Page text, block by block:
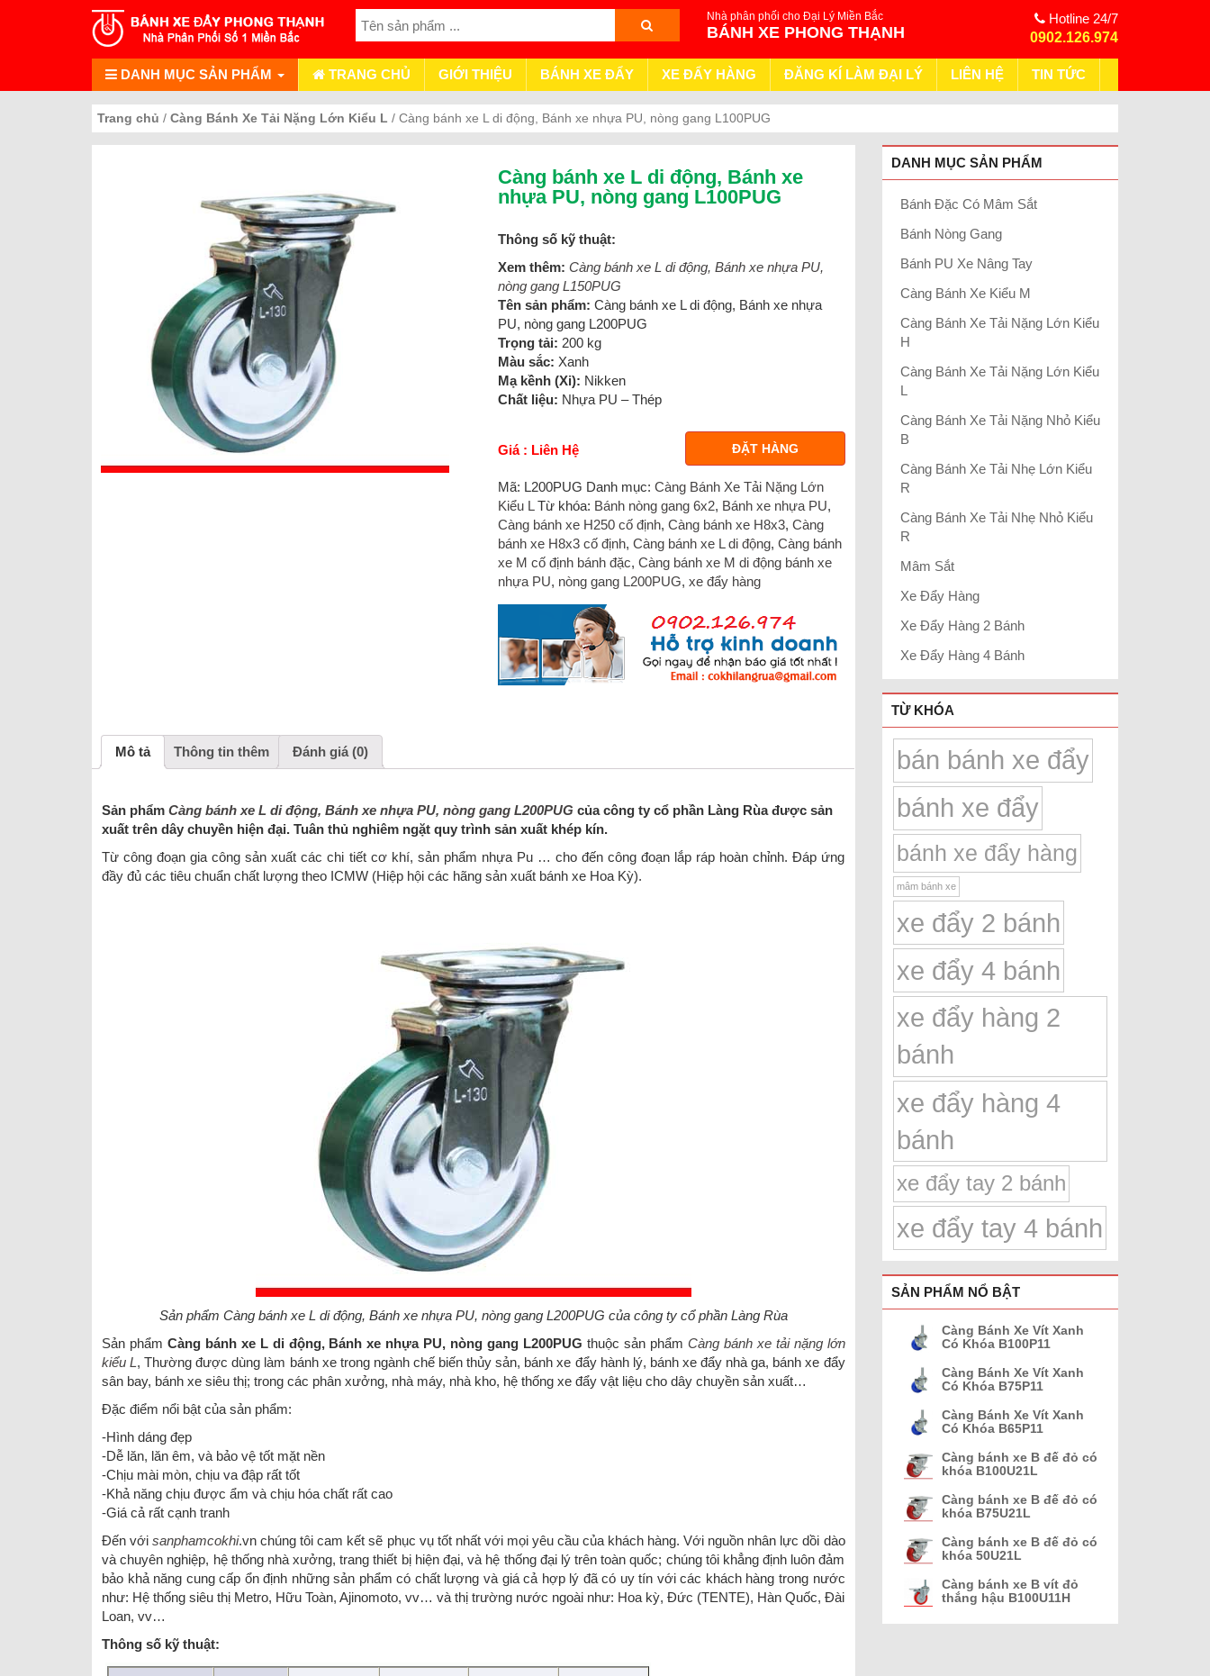
Nhà phân phối cho Đại Lý Miền Bắc
BÁNH XE PHONG THẠNH
Hotline 24/7
0902.126.974
DANH MỤC SẢN PHẨM TRANG CHỦ GIỚI THIỆU BÁNH XE ĐẨY XE ĐẨY HÀNG ĐĂNG KÍ LÀM ĐẠI LÝ LIÊN HỆ TIN TỨC
Trang chủ / Càng Bánh Xe Tải Nặng Lớn Kiểu L / Càng bánh xe L di động, Bánh xe nhựa PU, nòng gang L100PUG
Càng bánh xe L di động, Bánh xe
nhựa PU, nòng gang L100PUG
Thông số kỹ thuật:
Xem thêm: Càng bánh xe L di động, Bánh xe nhựa PU,
nòng gang L150PUG
Tên sản phẩm: Càng bánh xe L di động, Bánh xe nhựa
PU, nòng gang L200PUG
Trọng tải: 200 kg
Màu sắc: Xanh
Mạ kềnh (Xi): Nikken
Chất liệu: Nhựa PU – Thép
Giá : Liên Hệ ĐẶT HÀNG
Mã: L200PUG Danh mục: Càng Bánh Xe Tải Nặng Lớn
Kiểu L Từ khóa: Bánh nòng gang 6x2, Bánh xe nhựa PU,
Càng bánh xe H250 cố định, Càng bánh xe H8x3, Càng
bánh xe H8x3 cố định, Càng bánh xe L di động, Càng bánh
xe M cố định bánh đặc, Càng bánh xe M di động bánh xe
nhựa PU, nòng gang L200PUG, xe đẩy hàng
Mô tả Thông tin thêm Đánh giá (0)
Sản phẩm Càng bánh xe L di động, Bánh xe nhựa PU, nòng gang L200PUG của công ty cổ phần Làng Rùa được sản
xuất trên dây chuyền hiện đại. Tuân thủ nghiêm ngặt quy trình sản xuất khép kín.
Từ công đoạn gia công sản xuất các chi tiết cơ khí, sản phẩm nhựa Pu … cho đến công đoạn lắp ráp hoàn chỉnh. Đáp ứng
đầy đủ các tiêu chuẩn chất lượng theo ICMW (Hiệp hội các hãng sản xuất bánh xe Hoa Kỳ).
Sản phẩm Càng bánh xe L di động, Bánh xe nhựa PU, nòng gang L200PUG của công ty cổ phần Làng Rùa
Sản phẩm Càng bánh xe L di động, Bánh xe nhựa PU, nòng gang L200PUG thuộc sản phẩm Càng bánh xe tải nặng lớn
kiểu L, Thường được dùng làm bánh xe trong ngành chế biến thủy sản, bánh xe đẩy hành lý, bánh xe đẩy nhà ga, bánh xe đẩy
sân bay, bánh xe siêu thị; trong các phân xưởng, nhà máy, nhà kho, hệ thống xe đẩy vật liệu cho dây chuyền sản xuất…
Đặc điểm nổi bật của sản phẩm:
-Hình dáng đẹp
-Dễ lăn, lăn êm, và bảo vệ tốt mặt nền
-Chịu mài mòn, chịu va đập rất tốt
-Khả năng chịu được ẩm và chịu hóa chất rất cao
-Giá cả rất cạnh tranh
Đến vớisanphamcokhi.vn chúng tôi cam kết sẽ phục vụ tốt nhất với mọi yêu cầu của khách hàng. Với nguồn nhân lực dồi dào
và chuyên nghiệp, hệ thống nhà xưởng, trang thiết bị hiện đại, và hệ thống đại lý trên toàn quốc; chúng tôi khẳng định luôn đảm
bảo khả năng cung cấp ổn định những sản phẩm có chất lượng và giá cả hợp lý đã có uy tín với các khách hàng trong nước
như: Hệ thống siêu thị Metro, Hữu Toàn, Ajinomoto, vv… và thị trường nước ngoài như: Hoa kỳ, Đức (TENTE), Hàn Quốc, Đài
Loan, vv…
Thông số kỹ thuật:
DANH MỤC SẢN PHẨM
Bánh Đặc Có Mâm Sắt
Bánh Nòng Gang
Bánh PU Xe Nâng Tay
Càng Bánh Xe Kiểu M
Càng Bánh Xe Tải Nặng Lớn Kiểu
H
Càng Bánh Xe Tải Nặng Lớn Kiểu
L
Càng Bánh Xe Tải Nặng Nhỏ Kiểu
B
Càng Bánh Xe Tải Nhẹ Lớn Kiểu
R
Càng Bánh Xe Tải Nhẹ Nhỏ Kiểu
R
Mâm Sắt
Xe Đẩy Hàng
Xe Đẩy Hàng 2 Bánh
Xe Đẩy Hàng 4 Bánh
TỪ KHÓA
bán bánh xe đẩy
bánh xe đẩy
bánh xe đẩy hàng
mâm bánh xe
xe đẩy 2 bánh
xe đẩy 4 bánh
xe đẩy hàng 2
bánh
xe đẩy hàng 4
bánh
xe đẩy tay 2 bánh
xe đẩy tay 4 bánh
SẢN PHẨM NỔ BẬT
Càng Bánh Xe Vít Xanh
Có Khóa B100P11
Càng Bánh Xe Vít Xanh
Có Khóa B75P11
Càng Bánh Xe Vít Xanh
Có Khóa B65P11
Càng bánh xe B đế đỏ có
khóa B100U21L
Càng bánh xe B đế đỏ có
khóa B75U21L
Càng bánh xe B đế đỏ có
khóa 50U21L
Càng bánh xe B vít đỏ
thắng hậu B100U11H